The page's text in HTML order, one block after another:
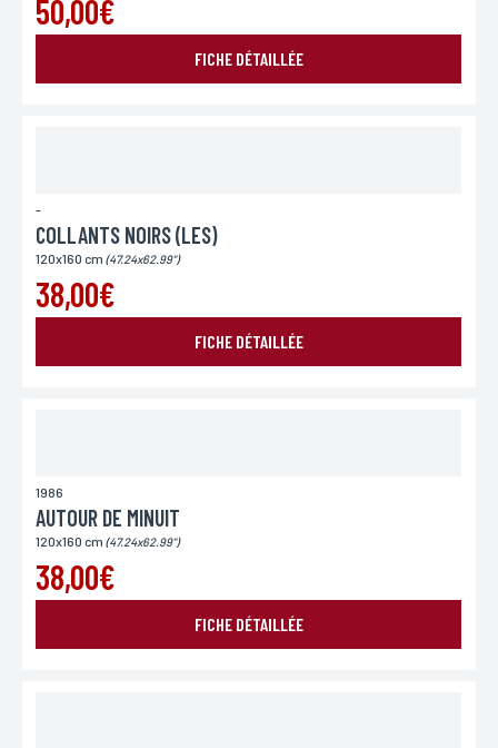
L’Incartade - 51 rue Basse, 59800 Lille.
50,00€
FICHE DÉTAILLÉE
-
COLLANTS NOIRS (LES)
120x160 cm (47.24x62.99")
38,00€
FICHE DÉTAILLÉE
1986
AUTOUR DE MINUIT
120x160 cm (47.24x62.99")
38,00€
FICHE DÉTAILLÉE